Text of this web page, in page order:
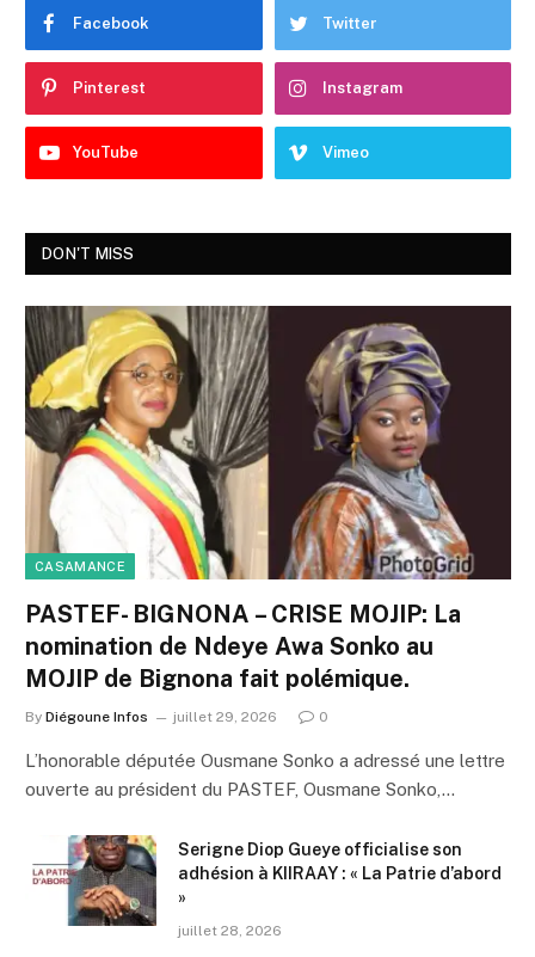
Facebook Twitter
Pinterest Instagram
YouTube Vimeo
DON'T MISS
CASAMANCE
PASTEF- BIGNONA – CRISE MOJIP: La
nomination de Ndeye Awa Sonko au
MOJIP de Bignona fait polémique.
By Diégoune Infos juillet 29, 2026 0
L’honorable députée Ousmane Sonko a adressé une lettre
ouverte au président du PASTEF, Ousmane Sonko,…
Serigne Diop Gueye officialise son
adhésion à KIIRAAY : « La Patrie d’abord
»
juillet 28, 2026